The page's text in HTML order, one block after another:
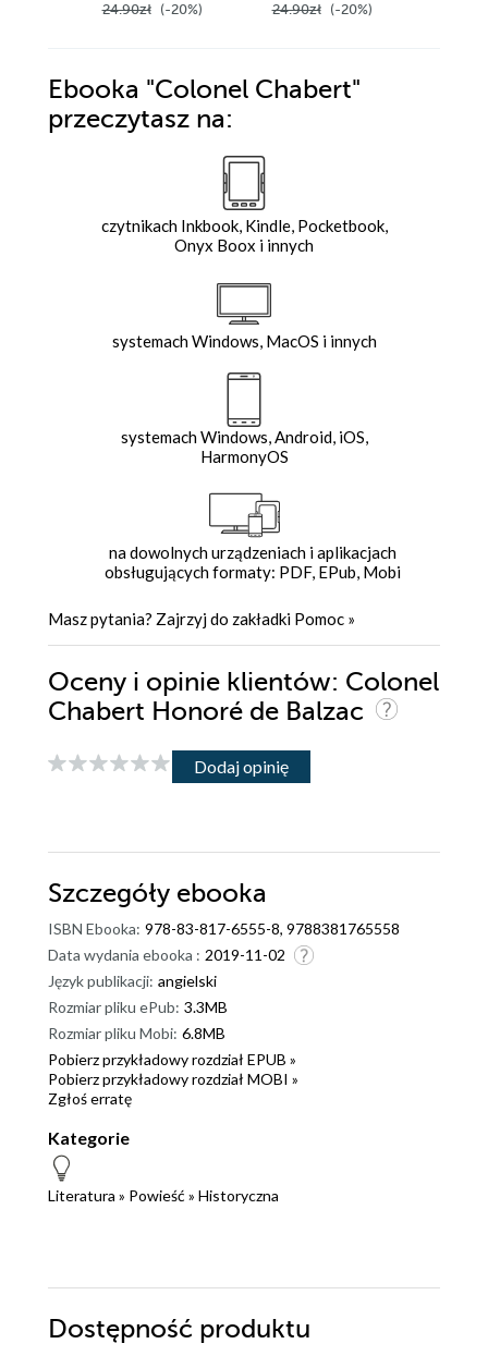
24.90zł (-20%) 24.90zł (-20%)
Ebooka "Colonel Chabert"
przeczytasz na:
czytnikach Inkbook, Kindle, Pocketbook,
Onyx Boox i innych
systemach Windows, MacOS i innych
systemach Windows, Android, iOS,
HarmonyOS
na dowolnych urządzeniach i aplikacjach
obsługujących formaty: PDF, EPub, Mobi
Masz pytania? Zajrzyj do zakładki Pomoc »
Oceny i opinie klientów: Colonel
Chabert Honoré de Balzac
Dodaj opinię
Szczegóły ebooka
ISBN Ebooka: 978-83-817-6555-8, 9788381765558
Data wydania ebooka : 2019-11-02
Język publikacji: angielski
Rozmiar pliku ePub: 3.3MB
Rozmiar pliku Mobi: 6.8MB
Pobierz przykładowy rozdział EPUB »
Pobierz przykładowy rozdział MOBI »
Zgłoś erratę
Kategorie
Literatura » Powieść » Historyczna
Dostępność produktu